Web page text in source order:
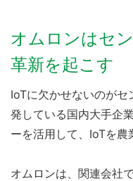
オムロンはセ
革新を起こす
IoTに欠かせないのが
発している国内大手企
ーを活用して、IoTを農
オムロンは、関連会社